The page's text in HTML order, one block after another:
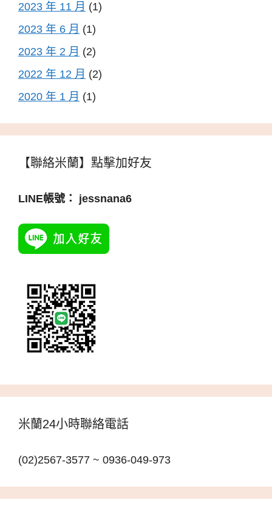
2023 年 11 月 (1)
2023 年 6 月 (1)
2023 年 2 月 (2)
2022 年 12 月 (2)
2020 年 1 月 (1)
【聯絡米蘭】點擊加好友
LINE帳號： jessnana6
米蘭24小時聯絡電話
(02)2567-3577 ~ 0936-049-973